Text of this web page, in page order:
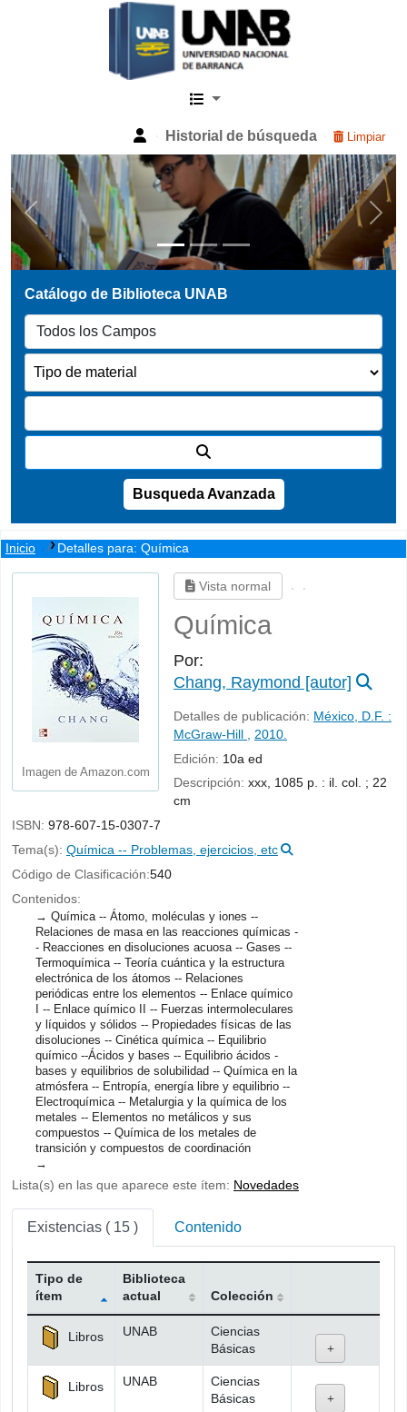
Catalogo Web UNAB
Historial de búsqueda Limpiar
Previous Next
Busqueda Avanzada
Inicio Detalles para: Química
Imagen de Amazon.com
Vista normal
Química
Por:
Chang, Raymond [autor]
Detalles de publicación: México, D.F. :
McGraw-Hill ,
2010.
Edición: 10a ed
Descripción: xxx, 1085 p. : il. col. ; 22
cm
ISBN: 978-607-15-0307-7
Tema(s): Química -- Problemas, ejercicios, etc
Código de Clasificación:540
Contenidos:
Química -- Átomo, moléculas y iones --
Relaciones de masa en las reacciones químicas -
- Reacciones en disoluciones acuosa -- Gases --
Termoquímica -- Teoría cuántica y la estructura
electrónica de los átomos -- Relaciones
periódicas entre los elementos -- Enlace químico
I -- Enlace químico II -- Fuerzas intermoleculares
y líquidos y sólidos -- Propiedades físicas de las
disoluciones -- Cinética química -- Equilibrio
químico --Ácidos y bases -- Equilibrio ácidos -
bases y equilibrios de solubilidad -- Química en la
atmósfera -- Entropía, energía libre y equilibrio --
Electroquímica -- Metalurgia y la química de los
metales -- Elementos no metálicos y sus
compuestos -- Química de los metales de
transición y compuestos de coordinación
Lista(s) en las que aparece este ítem: Novedades
Existencias ( 15 ) Contenido
Existencias
Tipo de
ítem
Biblioteca
actual
Colección
Libros UNAB
Ciencias
Básicas
Libros UNAB
Ciencias
Básicas